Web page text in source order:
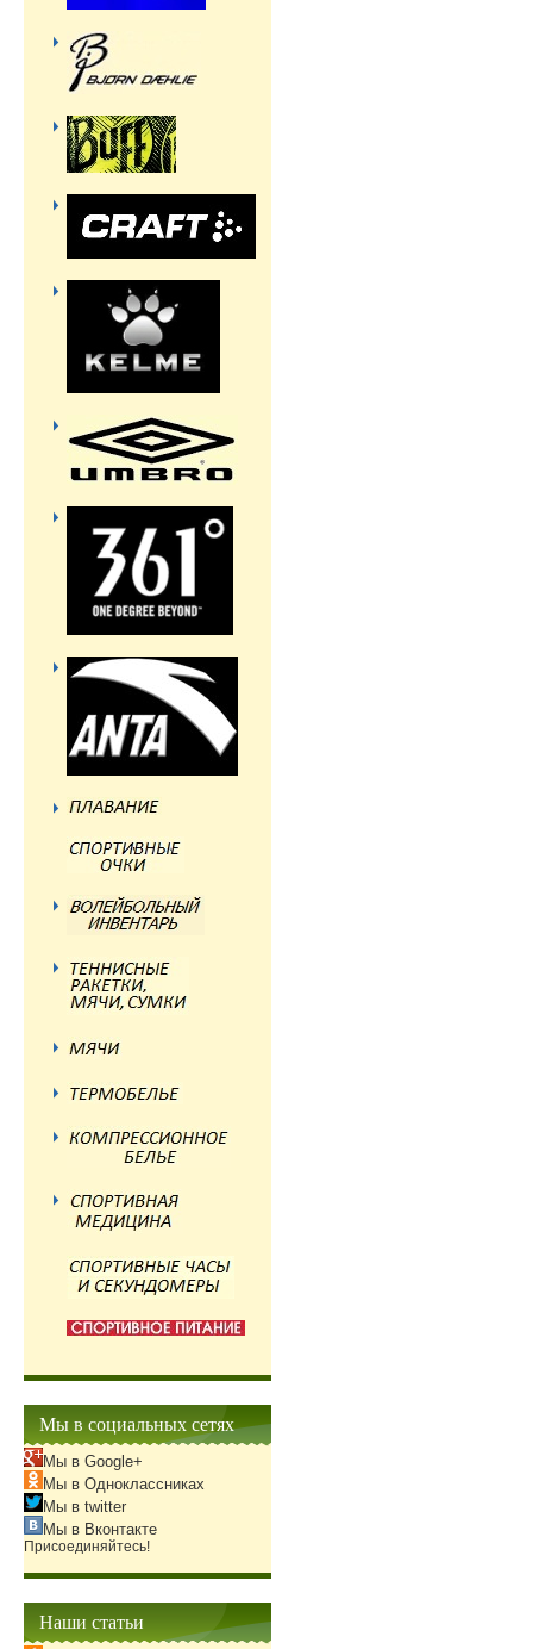
Мы в социальных сетях
Мы в Google+
Мы в Одноклассниках
Мы в twitter
Мы в Вконтакте
Присоединяйтесь!
Наши статьи